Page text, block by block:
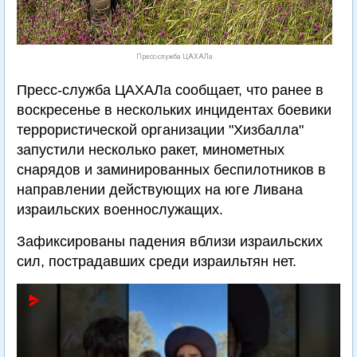
Пресс-служба ЦАХАЛа
Пресс-служба ЦАХАЛа сообщает, что ранее в
воскресенье в нескольких инцидентах боевики
террористической организации "Хизбалла"
запустили несколько ракет, минометных
снарядов и заминированных беспилотников в
направлении действующих на юге Ливана
израильских военнослужащих.
Зафиксированы падения вблизи израильских
сил, пострадавших среди израильтян нет.